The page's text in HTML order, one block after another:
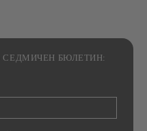
СЕДМИЧЕН БЮЛЕТИН: